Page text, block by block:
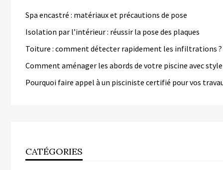
Spa encastré : matériaux et précautions de pose
Isolation par l’intérieur : réussir la pose des plaques
Toiture : comment détecter rapidement les infiltrations ?
Comment aménager les abords de votre piscine avec style
Pourquoi faire appel à un pisciniste certifié pour vos
CATÉGORIES